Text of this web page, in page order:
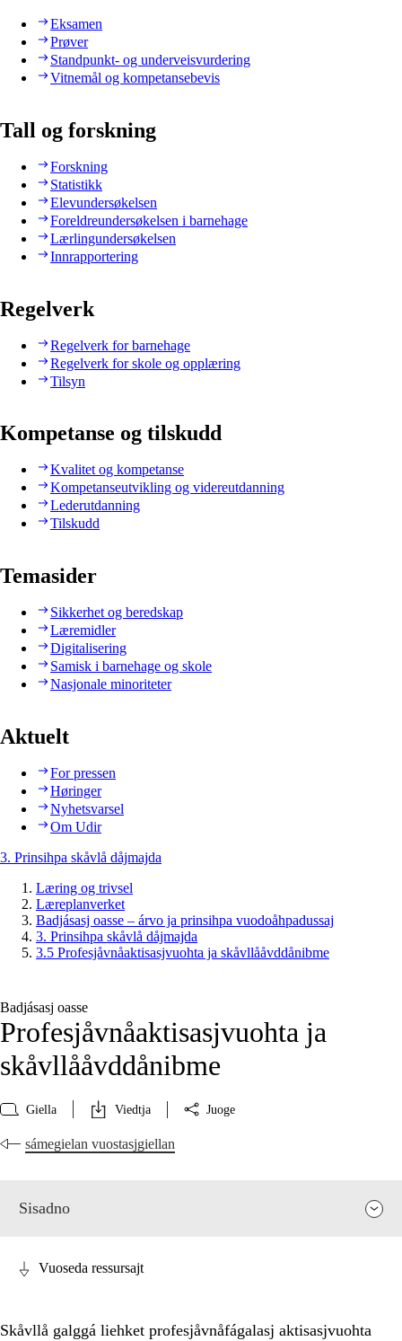
Eksamen
Prøver
Standpunkt- og underveisvurdering
Vitnemål og kompetansebevis
Tall og forskning
Forskning
Statistikk
Elevundersøkelsen
Foreldreundersøkelsen i barnehage
Lærlingundersøkelsen
Innrapportering
Regelverk
Regelverk for barnehage
Regelverk for skole og opplæring
Tilsyn
Kompetanse og tilskudd
Kvalitet og kompetanse
Kompetanseutvikling og videreutdanning
Lederutdanning
Tilskudd
Temasider
Sikkerhet og beredskap
Læremidler
Digitalisering
Samisk i barnehage og skole
Nasjonale minoriteter
Aktuelt
For pressen
Høringer
Nyhetsvarsel
Om Udir
3. Prinsihpa skåvlå dåjmajda
Læring og trivsel
Læreplanverket
Badjásasj oasse – árvo ja prinsihpa vuodoåhpadussaj
3. Prinsihpa skåvlå dåjmajda
3.5 Profesjåvnåaktisasjvuohta ja skåvllååvddånibme
Badjásasj oasse
Profesjåvnåaktisasjvuohta ja
skåvllååvddånibme
Giella Viedtja Juoge
sámegielan vuostasjgiellan
Sisadno
Vuoseda ressursajt
Skåvllå galggá liehket profesjåvnåfágalasj aktisasjvuohta